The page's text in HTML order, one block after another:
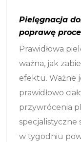
Pielęgnacja
poprawę
Prawidłowa
ważna, jak
efektu. Ważne
prawidłowo
przywrócenia
specjalistyczne
w tygodniu